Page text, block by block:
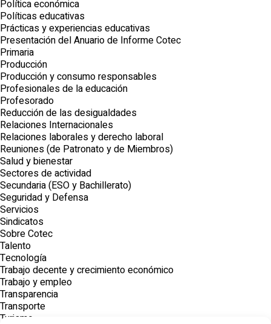
Política económica
Políticas educativas
Prácticas y experiencias educativas
Presentación del Anuario de Informe Cotec
Primaria
Producción
Producción y consumo responsables
Profesionales de la educación
Profesorado
Reducción de las desigualdades
Relaciones Internacionales
Relaciones laborales y derecho laboral
Reuniones (de Patronato y de Miembros)
Salud y bienestar
Sectores de actividad
Secundaria (ESO y Bachillerato)
Seguridad y Defensa
Servicios
Sindicatos
Sobre Cotec
Talento
Tecnología
Trabajo decente y crecimiento económico
Trabajo y empleo
Transparencia
Transporte
Turismo